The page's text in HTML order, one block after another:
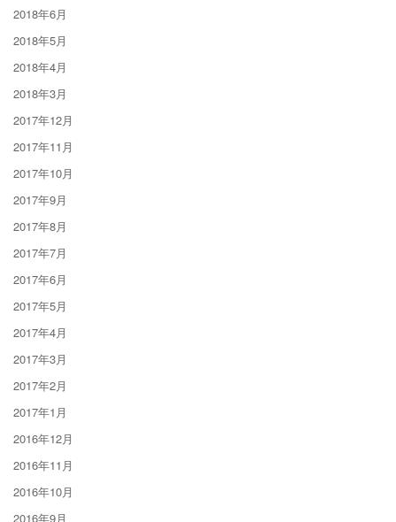
2018年6月
2018年5月
2018年4月
2018年3月
2017年12月
2017年11月
2017年10月
2017年9月
2017年8月
2017年7月
2017年6月
2017年5月
2017年4月
2017年3月
2017年2月
2017年1月
2016年12月
2016年11月
2016年10月
2016年9月